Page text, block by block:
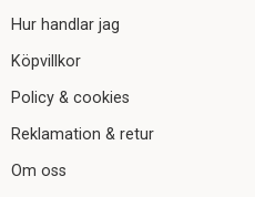
Hur handlar jag
Köpvillkor
Policy & cookies
Reklamation & retur
Om oss